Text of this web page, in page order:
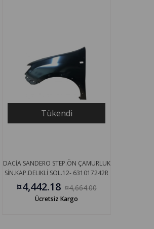
Tükendi
DACİA SANDERO STEP.ÖN ÇAMURLUK
SİN.KAP.DELIKLİ SOL.12- 631017242R
¤4,442.18 ¤4,664.00
Ücretsiz Kargo